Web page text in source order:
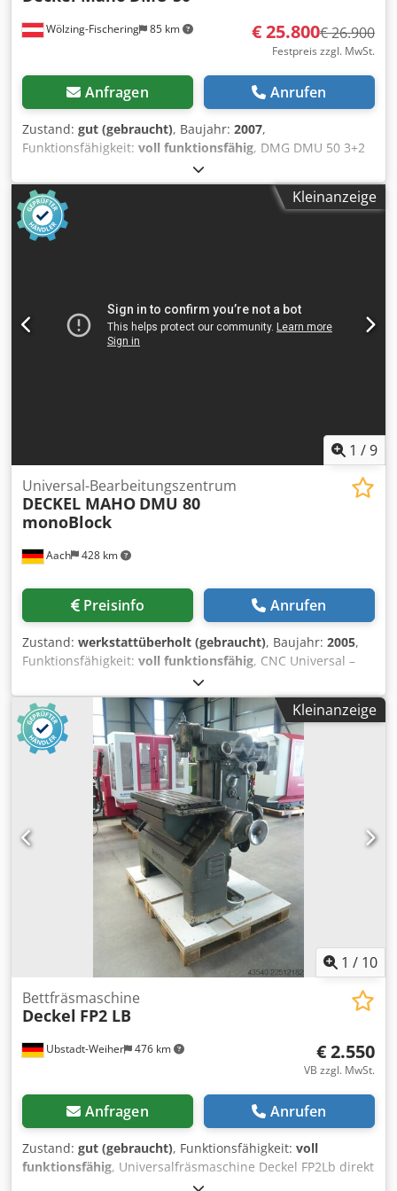
Wölzing-Fischering 85 km € 25.800€ 26.900
Festpreis zzgl. MwSt.
Anfragen Anrufen
Zustand: gut (gebraucht), Baujahr: 2007,
Funktionsfähigkeit: voll funktionsfähig, DMG DMU 50 3+2
Achsen SPINDEL überholt 01/2026 Steuerung Heidenhain
iTNC 530 Stunden : 11275h Programm x-Weg 500 mm y-
Weg 450 mm z-Weg 400 mm Steuerung iTNC 530
Heidenhain Drehzahlbereich - Hauptspindel 20 - 10.000
min/-1 Werkzeugaufnahme SK 40 DIN 69871
Vorschubkraft 4,5 kN Vorschubgeschwindigkeit 1 - 24.000
mm/min Gesamtleistungsbedarf 26 kVA Dkodpsza T A Dofx
Ak Ujr Maschinengewicht ca. 4,5 t Raumbedarf ca. 4,5 x 3,5
Kleinanzeige
1 /9
Aach 428 km
Universal-Bearbeitungszentrum
DECKEL MAHO DMU 80
monoBlock
Preisinfo Anrufen
Zustand: werkstattüberholt (gebraucht), Baujahr: 2005,
Funktionsfähigkeit: voll funktionsfähig, CNC Universal –
Fräs & Bohrmaschine DECKEL MAHO DMU 80 monoBlock
Mit Bahnsteuerung Heidenhain iTNC 530 Baujahr: 2005
Verfahrwege: X 980 Y 630 Z 630 Drehzahlbereich: 0 –
18.000 U/min stufenlos ( HSK 63 ) Mit folgendem Zubehör:
Starrer Winkeltisch 1250 mm x 700 mm Aufspannfläche 3 D
Messtaster Heidenhain Werkzeugvermessung im
Arbeitsraum BLUM Laser Vertikal Werkzeugwechsler mit 32
Magazinplätzen ( HSK 63) Vollschutzkabine mit
Schiebetüren und Innenbeleuchtung Dedpfx Akoy A Sf Ro
Uokr Elektronisches Handrad Betriebsart 3 + 4
Späneförderer Kühlmitteleinrichtung 3-Stück
Höhenverstellbare Maschinenschuhe Spindelölkühler
Schaltschrank Kühlgerät (Rittal) Betriebsanleitungen
Kleinanzeige
1 / 10
Ubstadt-Weiher 476 km
Bettfräsmaschine
Deckel FP2 LB
€ 2.550
VB zzgl. MwSt.
Anfragen Anrufen
Zustand: gut (gebraucht), Funktionsfähigkeit: voll
funktionsfähig, Universalfräsmaschine Deckel FP2Lb direkt
vom Abgeber Technische Daten: >> Maschinen- Nr.0793 >>